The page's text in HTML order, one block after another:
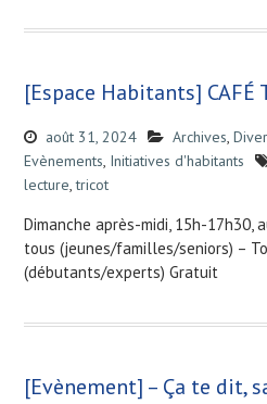
[Espace Habitants] CAFÉ
août 31, 2024 Archives,
Evènements, Initiatives d'habitants
lecture,tricot
Dimanche après-midi, 15h-17h30,
tous (jeunes/familles/seniors) –
(débutants/experts) Gratuit
[Evènement] – Ça te dit,